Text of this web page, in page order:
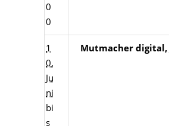
0
0
1
0.
Ju
ni
bi
s
Mutmacher digital,